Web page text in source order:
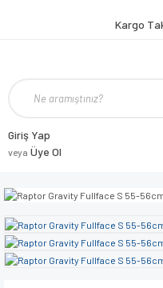
Kargo
Giriş Yap
veya Üye Ol